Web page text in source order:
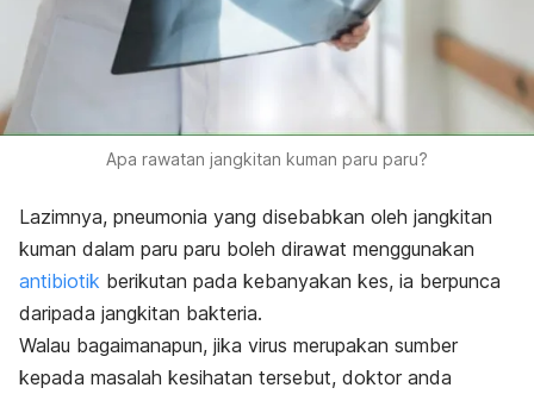
Apa rawatan jangkitan kuman paru paru?
Lazimnya, pneumonia yang disebabkan oleh jangkitan
kuman dalam paru paru boleh dirawat menggunakan
antibiotik berikutan pada kebanyakan kes, ia berpunca
daripada jangkitan bakteria.
Walau bagaimanapun, jika virus merupakan sumber
kepada masalah kesihatan tersebut, doktor anda